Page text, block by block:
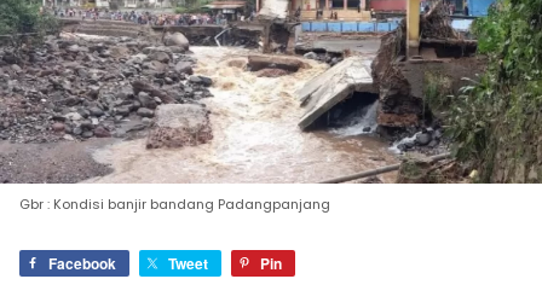
Gbr : Kondisi banjir bandang Padangpanjang
Facebook Tweet Pin